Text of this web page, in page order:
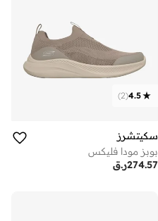
4.5
(
2
)
سكيتشرز
بوبز مودا فليكس
ر.ق274.57